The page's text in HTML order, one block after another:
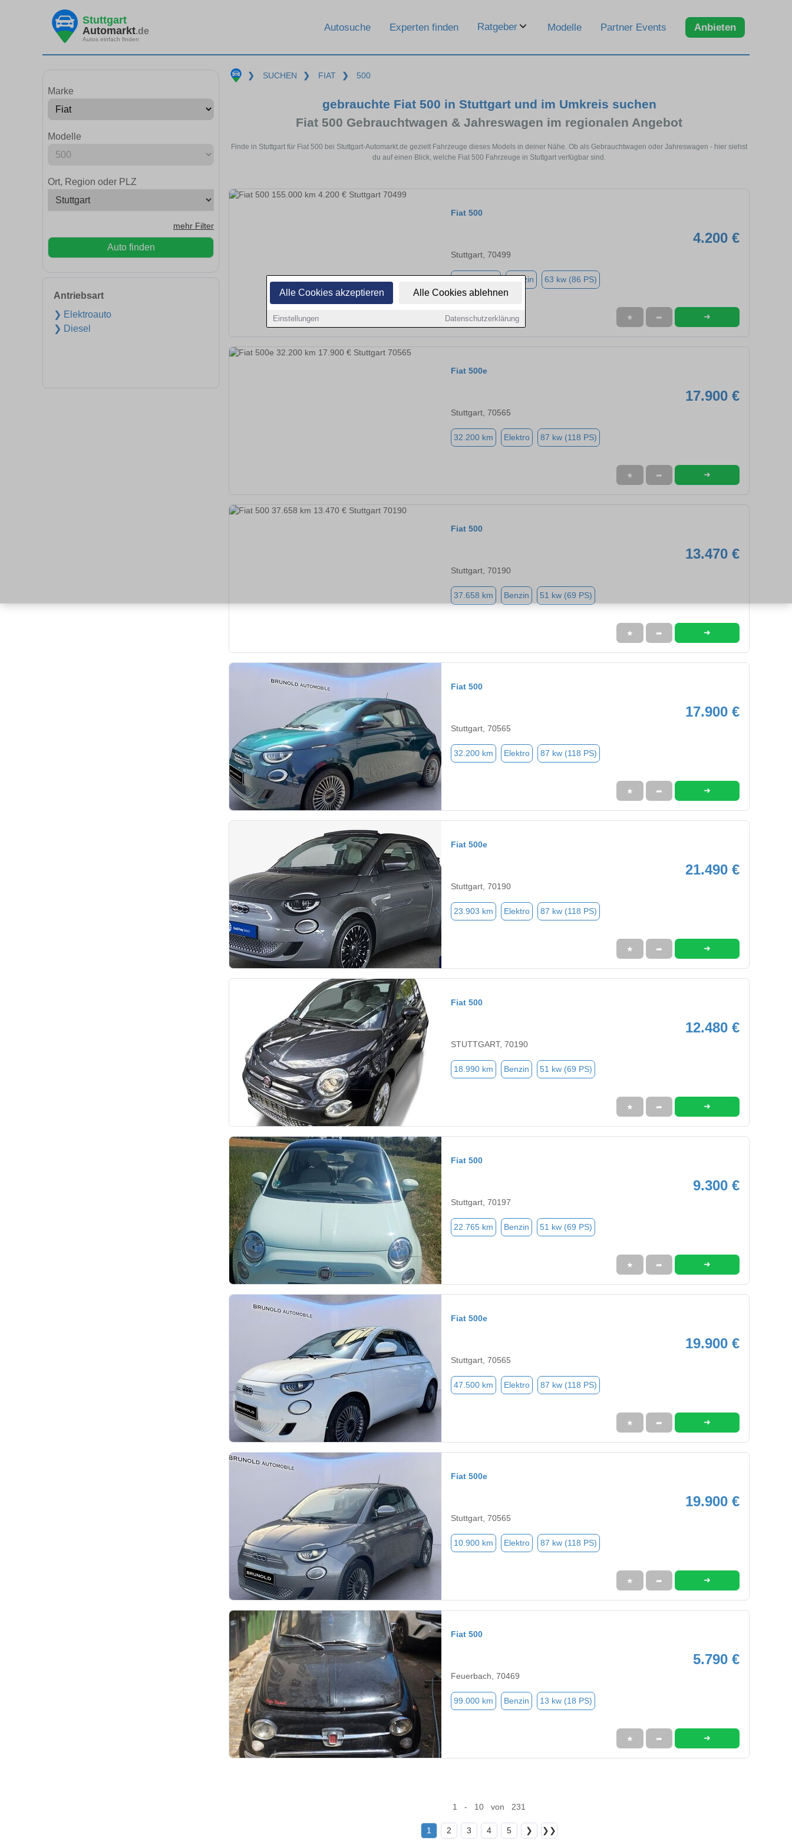
Alle Cookies akzeptieren Alle Cookies ablehnen
Einstellungen Datenschutzerklärung
Stuttgart
Automarkt.de
Autos einfach finden
Autosuche Experten finden Ratgeber Modelle Partner Events Anbieten
Marke
Modelle
Ort, Region oder PLZ
mehr Filter
Auto finden
Antriebsart
❯ Elektroauto
❯ Diesel
❯ SUCHEN ❯ FIAT ❯ 500
gebrauchte Fiat 500 in Stuttgart und im Umkreis suchen
Fiat 500 Gebrauchtwagen & Jahreswagen im regionalen Angebot
Finde in Stuttgart für Fiat 500 bei Stuttgart-Automarkt.de gezielt Fahrzeuge dieses Models in deiner Nähe. Ob als Gebrauchtwagen oder Jahreswagen - hier siehst
du auf einen Blick, welche Fiat 500 Fahrzeuge in Stuttgart verfügbar sind.
Fiat 500
4.200 €
Stuttgart, 70499
Benzin 63 kw (86 PS)
★ ➦ ➜
Fiat 500e
17.900 €
Stuttgart, 70565
32.200 km Elektro 87 kw (118 PS)
★ ➦ ➜
Fiat 500
13.470 €
Stuttgart, 70190
37.658 km Benzin 51 kw (69 PS)
★ ➦ ➜
Fiat 500
17.900 €
Stuttgart, 70565
32.200 km Elektro 87 kw (118 PS)
★ ➦ ➜
Fiat 500e
21.490 €
Stuttgart, 70190
23.903 km Elektro 87 kw (118 PS)
★ ➦ ➜
Fiat 500
12.480 €
STUTTGART, 70190
18.990 km Benzin 51 kw (69 PS)
★ ➦ ➜
Fiat 500
9.300 €
Stuttgart, 70197
22.765 km Benzin 51 kw (69 PS)
★ ➦ ➜
Fiat 500e
19.900 €
Stuttgart, 70565
47.500 km Elektro 87 kw (118 PS)
★ ➦ ➜
Fiat 500e
19.900 €
Stuttgart, 70565
10.900 km Elektro 87 kw (118 PS)
★ ➦ ➜
Fiat 500
5.790 €
Feuerbach, 70469
99.000 km Benzin 13 kw (18 PS)
★ ➦ ➜
1 - 10 von 231
1 2 3 4 5 ❯ ❯❯